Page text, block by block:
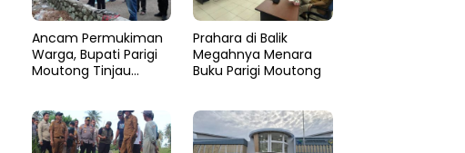
Ancam Permukiman
Warga, Bupati Parigi
Moutong Tinjau
Penanganan Cepat
Prahara di Balik
Megahnya Menara
Buku Parigi Moutong